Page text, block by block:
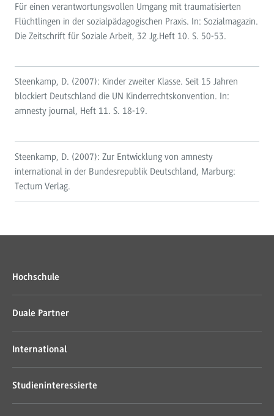
Für einen verantwortungsvollen Umgang mit traumatisierten
Flüchtlingen in der sozialpädagogischen Praxis. In: Sozialmagazin.
Die Zeitschrift für Soziale Arbeit, 32 Jg.Heft 10. S. 50-53.
Steenkamp, D. (2007): Kinder zweiter Klasse. Seit 15 Jahren
blockiert Deutschland die UN Kinderrechtskonvention. In:
amnesty journal, Heft 11. S. 18-19.
Steenkamp, D. (2007): Zur Entwicklung von amnesty
international in der Bundesrepublik Deutschland, Marburg:
Tectum Verlag.
Hochschule
Duale Partner
International
Studieninteressierte